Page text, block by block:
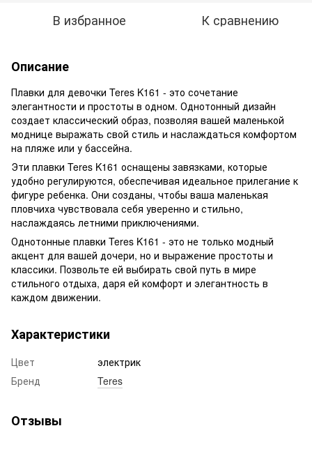
В избранное К сравнению
Описание
Плавки для девочки Teres K161 - это сочетание
элегантности и простоты в одном. Однотонный дизайн
создает классический образ, позволяя вашей маленькой
моднице выражать свой стиль и наслаждаться комфортом
на пляже или у бассейна.
Эти плавки Teres K161 оснащены завязками, которые
удобно регулируются, обеспечивая идеальное прилегание к
фигуре ребенка. Они созданы, чтобы ваша маленькая
пловчиха чувствовала себя уверенно и стильно,
наслаждаясь летними приключениями.
Однотонные плавки Teres K161 - это не только модный
акцент для вашей дочери, но и выражение простоты и
классики. Позвольте ей выбирать свой путь в мире
стильного отдыха, даря ей комфорт и элегантность в
каждом движении.
Характеристики
Цвет
электрик
Бренд
Teres
Отзывы